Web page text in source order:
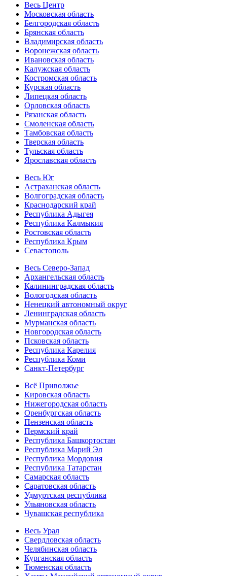
Весь Центр
Московская область
Белгородская область
Брянская область
Владимирская область
Воронежская область
Ивановская область
Калужская область
Костромская область
Курская область
Липецкая область
Орловская область
Рязанская область
Смоленская область
Тамбовская область
Тверская область
Тульская область
Ярославская область
Весь Юг
Астраханская область
Волгоградская область
Краснодарский край
Республика Адыгея
Республика Калмыкия
Ростовская область
Республика Крым
Севастополь
Весь Северо-Запад
Архангельская область
Калининградская область
Вологодская область
Ненецкий автономный округ
Ленинградская область
Мурманская область
Новгородская область
Псковская область
Республика Карелия
Республика Коми
Санкт-Петербург
Всё Приволжье
Кировская область
Нижегородская область
Оренбургская область
Пензенская область
Пермский край
Республика Башкортостан
Республика Марий Эл
Республика Мордовия
Республика Татарстан
Самарская область
Саратовская область
Удмуртская республика
Ульяновская область
Чувашская республика
Весь Урал
Свердловская область
Челябинская область
Курганская область
Тюменская область